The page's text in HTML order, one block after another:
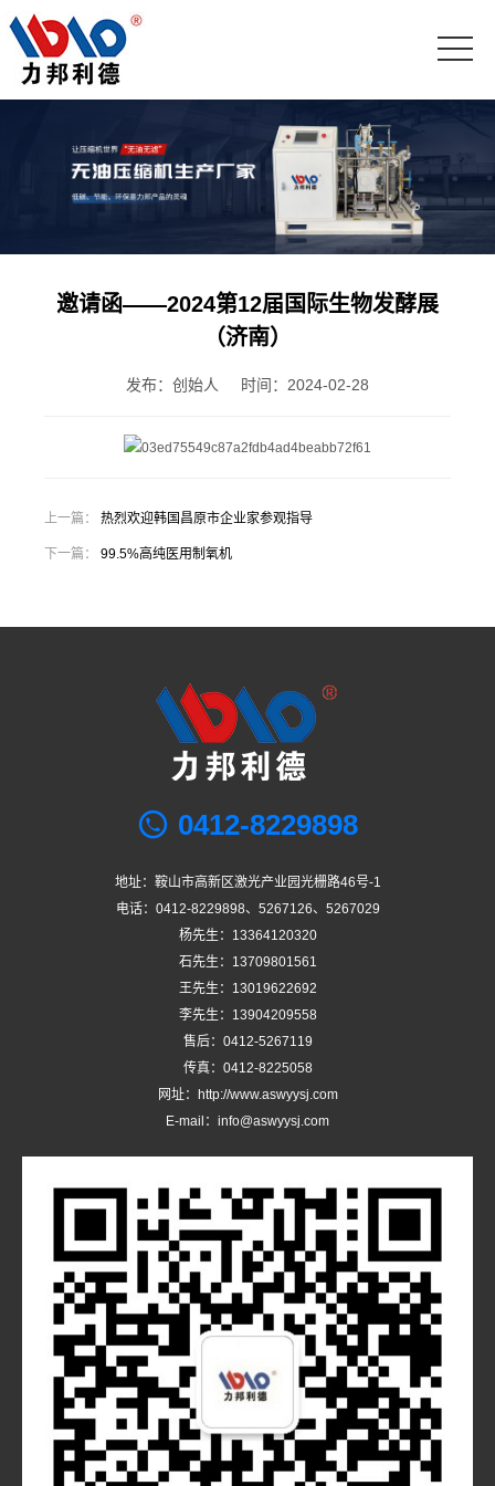
邀请函——2024第12届国际生物发酵展
（济南）
发布：创始人 时间：2024-02-28
上一篇： 热烈欢迎韩国昌原市企业家参观指导
下一篇： 99.5%高纯医用制氧机
0412-8229898
地址：鞍山市高新区激光产业园光栅路46号-1
电话：0412-8229898、5267126、5267029
杨先生：13364120320
石先生：13709801561
王先生：13019622692
李先生：13904209558
售后：0412-5267119
传真：0412-8225058
网址：http://www.aswyysj.com
E-mail：info@aswyysj.com